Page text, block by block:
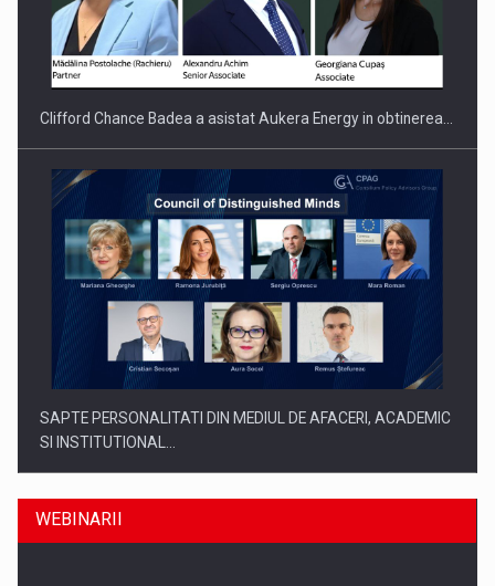
Clifford Chance Badea a asistat Aukera Energy in obtinerea…
SAPTE PERSONALITATI DIN MEDIUL DE AFACERI, ACADEMIC
SI INSTITUTIONAL…
WEBINARII